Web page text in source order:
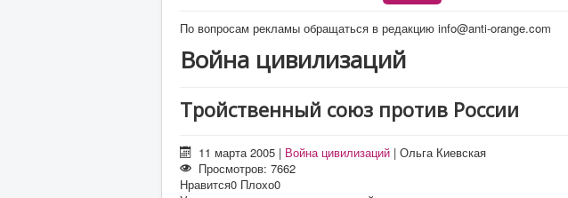
По вопросам рекламы обращаться в редакцию info@anti-orange.com
Война цивилизаций
Тройственный союз против России
11 марта 2005 | Война цивилизаций |Ольга Киевская
Просмотров: 7662
Нравится0 Плохо0